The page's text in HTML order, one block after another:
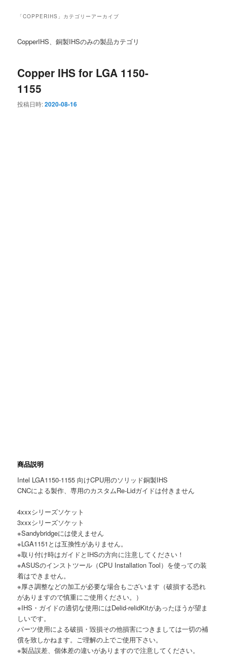
「COPPERIHS 」カテゴリーアーカイブ
CopperIHS、銅製IHSのみの製品カテゴリ
Copper IHS for LGA 1150-
1155
投稿日時:2020-08-16
商品説明
Intel LGA1150-1155 向けCPU用のソリッド銅製IHS
CNCによる製作、専用のカスタムRe-Lidガイドは付きません
4xxxシリーズソケット
3xxxシリーズソケット
※Sandybridgeには使えません
※LGA1151とは互換性がありません。
※取り付け時はガイドとIHSの方向に注意してください！
※ASUSのインストツール（CPU Installation Tool）を使っての装
着はできません。
※厚さ調整などの加工が必要な場合もございます（破損する恐れ
がありますので慎重にご使用ください。）
※IHS・ガイドの適切な使用にはDelid-relidKitがあったほうが望ま
しいです。
パーツ使用による破損・毀損その他損害につきましては一切の補
償を致しかねます。ご理解の上でご使用下さい。
※製品誤差、個体差の違いがありますので注意してください。